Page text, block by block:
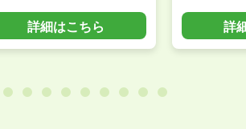
詳細はこちら 詳